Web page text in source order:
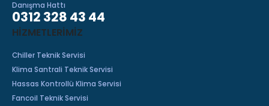
Danışma Hattı
0312 328 43 44
HIZMETLERIMIZ
Chiller Teknik Servisi
Klima Santrali Teknik Servisi
Hassas Kontrollü Klima Servisi
Fancoil Teknik Servisi